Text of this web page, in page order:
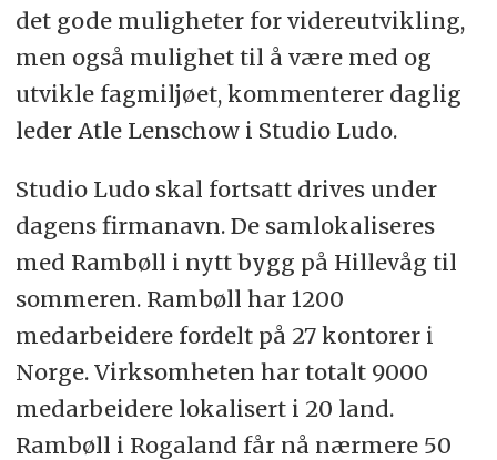
det gode muligheter for videreutvikling,
men også mulighet til å være med og
utvikle fagmiljøet, kommenterer daglig
leder Atle Lenschow i Studio Ludo.
Studio Ludo skal fortsatt drives under
dagens firmanavn. De samlokaliseres
med Rambøll i nytt bygg på Hillevåg til
sommeren. Rambøll har 1200
medarbeidere fordelt på 27 kontorer i
Norge. Virksomheten har totalt 9000
medarbeidere lokalisert i 20 land.
Rambøll i Rogaland får nå nærmere 50